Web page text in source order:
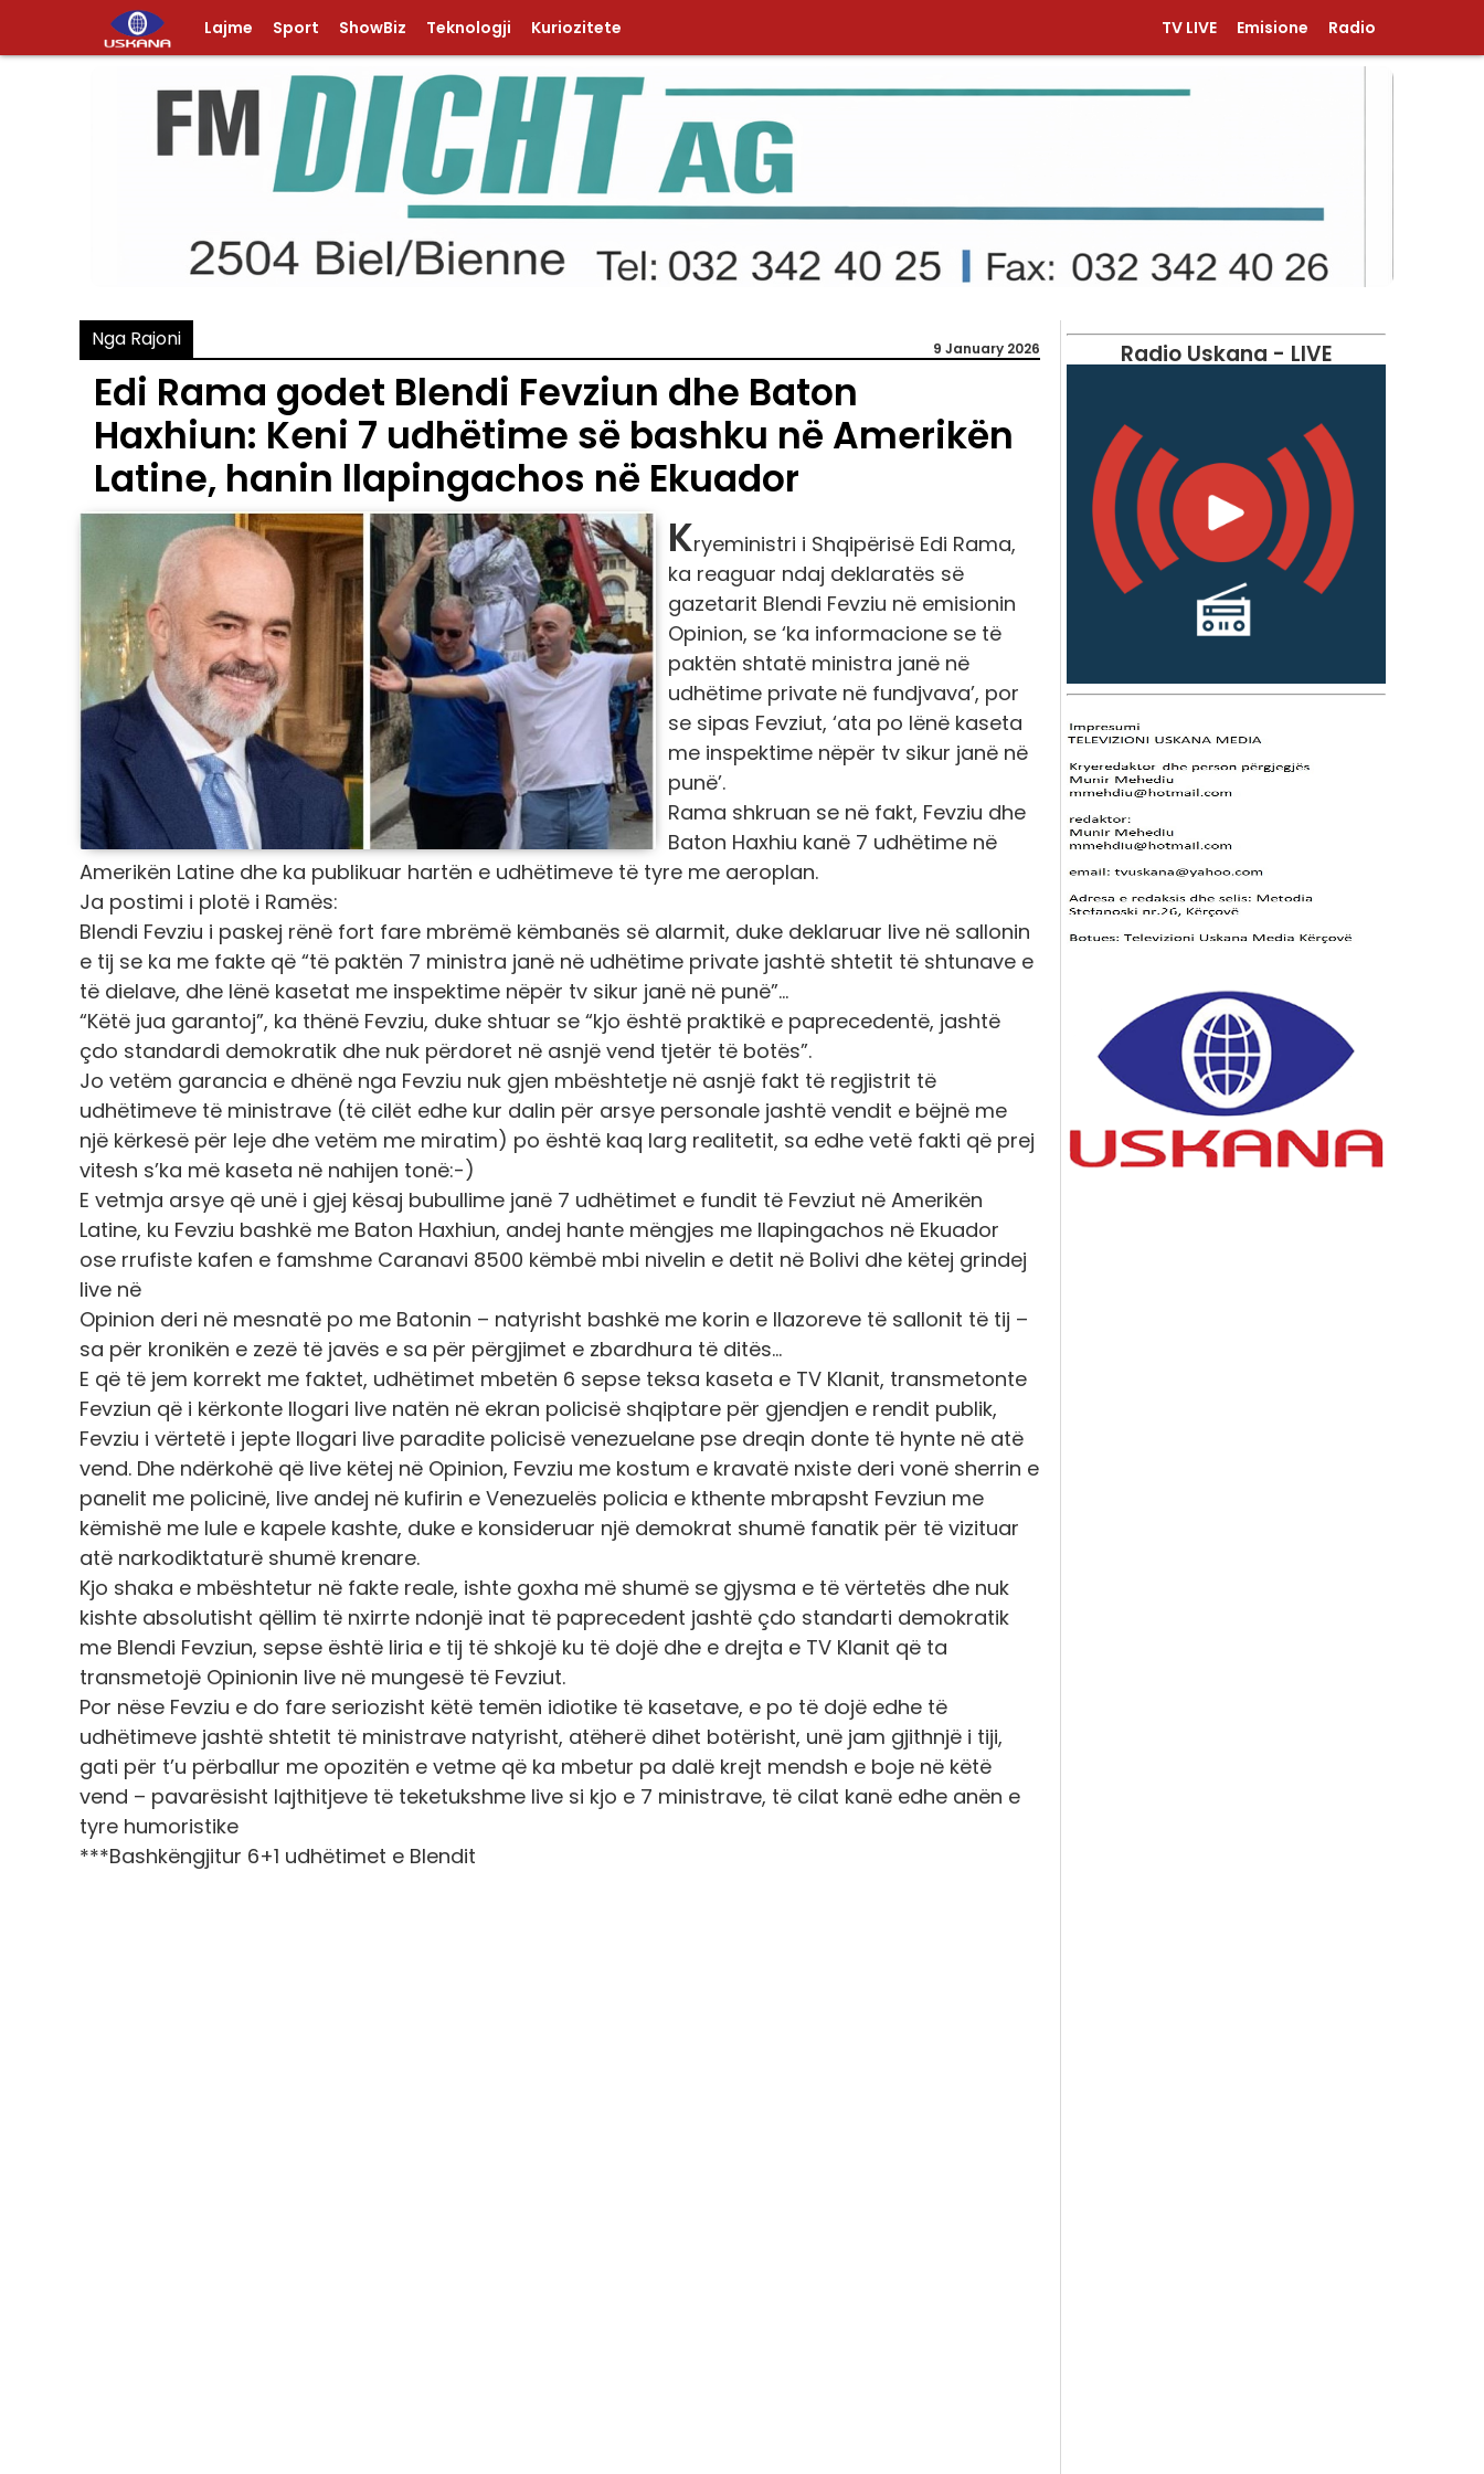
Lajme Sport ShowBiz Teknologji Kuriozitete TV LIVE Emisione Radio
Nga Rajoni 9 January 2026
Edi Rama godet Blendi Fevziun dhe Baton
Haxhiun: Keni 7 udhëtime së bashku në Amerikën
Latine, hanin llapingachos në Ekuador
Kryeministri i Shqipërisë Edi Rama,
ka reaguar ndaj deklaratës së
gazetarit Blendi Fevziu në emisionin
Opinion, se ‘ka informacione se të
paktën shtatë ministra janë në
udhëtime private në fundjvava’, por
se sipas Fevziut, ‘ata po lënë kaseta
me inspektime nëpër tv sikur janë në
punë’.
Rama shkruan se në fakt, Fevziu dhe
Baton Haxhiu kanë 7 udhëtime në
Amerikën Latine dhe ka publikuar hartën e udhëtimeve të tyre me aeroplan.
Ja postimi i plotë i Ramës:
Blendi Fevziu i paskej rënë fort fare mbrëmë këmbanës së alarmit, duke deklaruar live në sallonin
e tij se ka me fakte që “të paktën 7 ministra janë në udhëtime private jashtë shtetit të shtunave e
të dielave, dhe lënë kasetat me inspektime nëpër tv sikur janë në punë”…
“Këtë jua garantoj”, ka thënë Fevziu, duke shtuar se “kjo është praktikë e paprecedentë, jashtë
çdo standardi demokratik dhe nuk përdoret në asnjë vend tjetër të botës”.
Jo vetëm garancia e dhënë nga Fevziu nuk gjen mbështetje në asnjë fakt të regjistrit të
udhëtimeve të ministrave (të cilët edhe kur dalin për arsye personale jashtë vendit e bëjnë me
një kërkesë për leje dhe vetëm me miratim) po është kaq larg realitetit, sa edhe vetë fakti që prej
vitesh s’ka më kaseta në nahijen tonë:-)
E vetmja arsye që unë i gjej kësaj bubullime janë 7 udhëtimet e fundit të Fevziut në Amerikën
Latine, ku Fevziu bashkë me Baton Haxhiun, andej hante mëngjes me llapingachos në Ekuador
ose rrufiste kafen e famshme Caranavi 8500 këmbë mbi nivelin e detit në Bolivi dhe këtej grindej
live në
Opinion deri në mesnatë po me Batonin – natyrisht bashkë me korin e llazoreve të sallonit të tij –
sa për kronikën e zezë të javës e sa për përgjimet e zbardhura të ditës…
E që të jem korrekt me faktet, udhëtimet mbetën 6 sepse teksa kaseta e TV Klanit, transmetonte
Fevziun që i kërkonte llogari live natën në ekran policisë shqiptare për gjendjen e rendit publik,
Fevziu i vërtetë i jepte llogari live paradite policisë venezuelane pse dreqin donte të hynte në atë
vend. Dhe ndërkohë që live këtej në Opinion, Fevziu me kostum e kravatë nxiste deri vonë sherrin e
panelit me policinë, live andej në kufirin e Venezuelës policia e kthente mbrapsht Fevziun me
këmishë me lule e kapele kashte, duke e konsideruar një demokrat shumë fanatik për të vizituar
atë narkodiktaturë shumë krenare.
Kjo shaka e mbështetur në fakte reale, ishte goxha më shumë se gjysma e të vërtetës dhe nuk
kishte absolutisht qëllim të nxirrte ndonjë inat të paprecedent jashtë çdo standarti demokratik
me Blendi Fevziun, sepse është liria e tij të shkojë ku të dojë dhe e drejta e TV Klanit që ta
transmetojë Opinionin live në mungesë të Fevziut.
Por nëse Fevziu e do fare seriozisht këtë temën idiotike të kasetave, e po të dojë edhe të
udhëtimeve jashtë shtetit të ministrave natyrisht, atëherë dihet botërisht, unë jam gjithnjë i tiji,
gati për t’u përballur me opozitën e vetme që ka mbetur pa dalë krejt mendsh e boje në këtë
vend – pavarësisht lajthitjeve të teketukshme live si kjo e 7 ministrave, të cilat kanë edhe anën e
tyre humoristike
***Bashkëngjitur 6+1 udhëtimet e Blendit
Radio Uskana - LIVE